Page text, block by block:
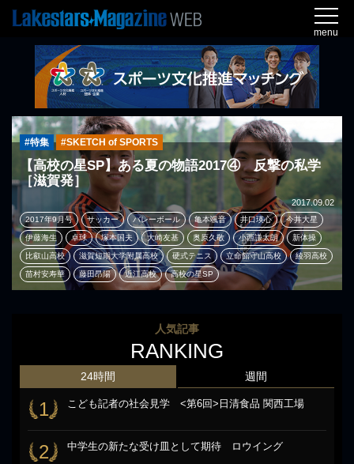
menu
#特集 #SKETCH of SPORTS
【高校の星SP】ある夏の物語2017④ 反撃の私学
［滋賀発］
2017.09.02
2017年9月号 サッカー バレーボール 亀本颯音 井口瑛心 今井大星
伊藤海生 卓球 塚本国夫 大崎友基 奥原久敬 小西謙太朗 新体操
比叡山高校 滋賀短期大学附属高校 硬式テニス 立命館守山高校 綾羽高校
苗村安寿華 藤田昂陽 近江高校 高校の星SP
人気記事
RANKING
24時間
1 こども記者の社会見学 <第6回>日清食品 関西工場
2 中学生の新たな受け皿として期待 ロウイング
週間